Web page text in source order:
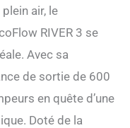
air, le
RIVER 3 se
Avec sa
de sortie de 600
en quête d’une
Doté de la